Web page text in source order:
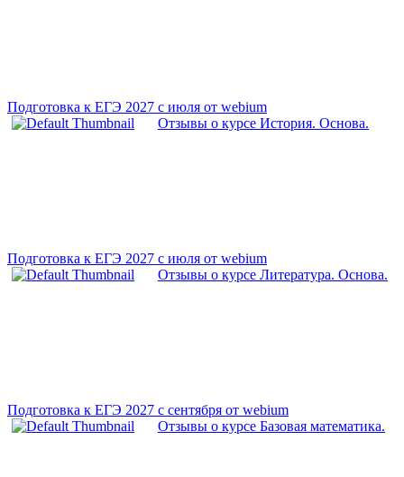
Подготовка к ЕГЭ 2027 с июля от webium
Отзывы о курсе История. Основа.
Подготовка к ЕГЭ 2027 с июля от webium
Отзывы о курсе Литература. Основа.
Подготовка к ЕГЭ 2027 с сентября от webium
Отзывы о курсе Базовая математика.